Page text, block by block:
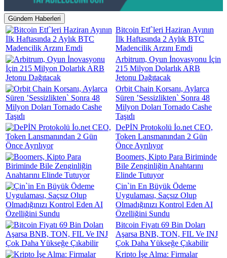
Gündem Haberleri
Bitcoin Etf`leri Haziran Ayının
İlk Haftasında 2 Aylık BTC
Madencilik Arzını Emdi
Arbitrum, Oyun İnovasyonu İçin
215 Milyon Dolarlık ARB
Jetonu Dağıtacak
Orbit Chain Korsanı, Aylarca
Süren ’Sessizlikten` Sonra 48
Milyon Doları Tornado Cashe
Taşıdı
DePİN Protokolü İo.net CEO,
Token Lansmanından 2 Gün
Önce Ayrılıyor
Boomers, Kipto Para Biriminde
Bile Zenginliğin Anahtarını
Elinde Tutuyor
Çin`in En Büyük Ödeme
Uygulaması, Saçsız Olup
Olmadığınızı Kontrol Eden AI
Özelliğini Sundu
Bitcoin Fiyatı 69 Bin Doları
Aşarsa BNB, TON, FIL Ve INJ
Çok Daha Yükseğe Çıkabilir
Kripto İşe Alma: Firmalar